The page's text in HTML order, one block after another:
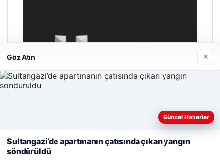
Web sitemizi nasıl kullandığınızı daha iyi anlayabilmek,
kullanıyoruz. Çerez Politikamız
Reddet
Göz Atın ×
Güncel Haberler
Sultangazi’de apartmanın çatısında çıkan yangın
söndürüldü